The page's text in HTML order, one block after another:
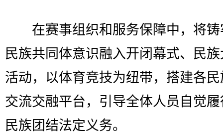
在赛事组织和服务保障中，将铸
民族共同体意识融入开闭幕式、民
活动，以体育竞技为纽带，搭建各
交流交融平台，引导全体人员自觉
民族团结法定义务。